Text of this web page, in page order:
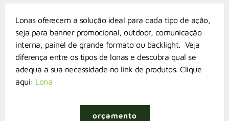
Lonas oferecem a solução ideal para cada tipo de ação,
seja para banner promocional, outdoor, comunicação
interna, painel de grande formato ou backlight. Veja
diferença entre os tipos de lonas e descubra qual se
adequa a sua necessidade no link de produtos. Clique
aqui: Lona
orçamento